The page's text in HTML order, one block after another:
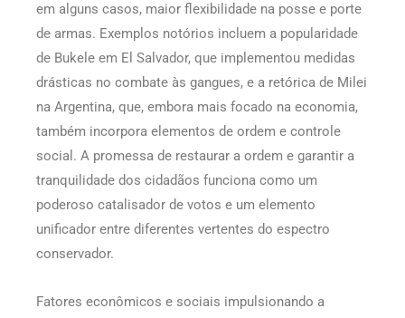
em alguns casos, maior flexibilidade na posse e porte
de armas. Exemplos notórios incluem a popularidade
de Bukele em El Salvador, que implementou medidas
drásticas no combate às gangues, e a retórica de Milei
na Argentina, que, embora mais focado na economia,
também incorpora elementos de ordem e controle
social. A promessa de restaurar a ordem e garantir a
tranquilidade dos cidadãos funciona como um
poderoso catalisador de votos e um elemento
unificador entre diferentes vertentes do espectro
conservador.
Fatores econômicos e sociais impulsionando a